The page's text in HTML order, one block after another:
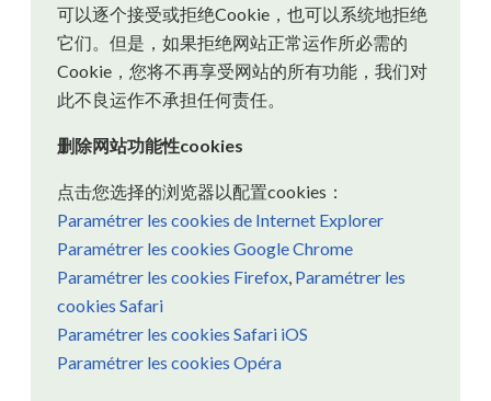
可以逐个接受或拒绝Cookie，也可以系统地拒绝
它们。但是，如果拒绝网站正常运作所必需的
Cookie，您将不再享受网站的所有功能，我们对
此不良运作不承担任何责任。
删除网站功能性cookies
点击您选择的浏览器以配置cookies：
Paramétrer les cookies de Internet Explorer
Paramétrer les cookies Google Chrome
Paramétrer les cookies Firefox, Paramétrer les
cookies Safari
Paramétrer les cookies Safari iOS
Paramétrer les cookies Opéra